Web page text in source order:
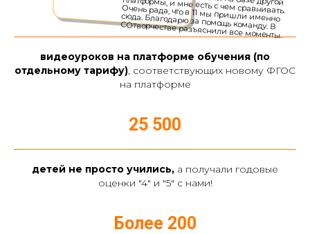
4 000 +
видеоуроков на платформе обучения (по
отдельному тарифу), соответствующих новому ФГОС
на платформе
25 500
детей не просто учились, а получали годовые
оценки "4" и "5" с нами!
Более 200